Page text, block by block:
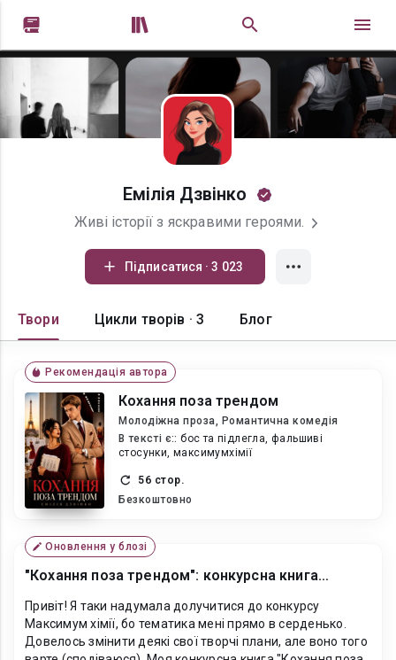
 
Емілія Дзвінко
Живі історії з яскравими героями.
Підписатися · 3 023
Твори Цикли творів · 3 Блог
Рекомендація автора
Кохання поза трендом
Молодіжна проза, Романтична комедія
В текcті є:: бос та підлегла, фальшиві
стосунки, максимумхімії
56 стор.
Безкоштовно
Оновлення у блозі
"Кохання поза трендом": конкурсна книга
(+промики)
Привіт! Я таки надумала долучитися до конкурсу
Максимум хімії, бо тематика мені прямо в серденько.
Довелось змінити деякі свої творчі плани, але воно того